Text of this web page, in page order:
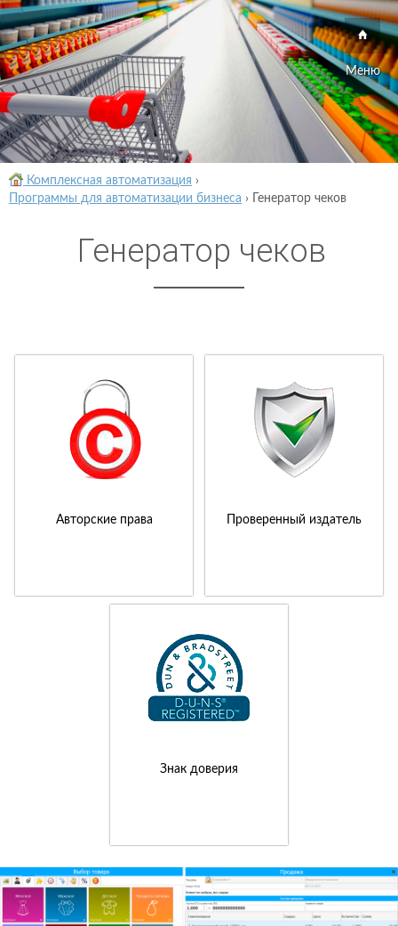
Меню
Комплексная автоматизация ›
Программы для автоматизации бизнеса › Генератор чеков
Генератор чеков
Авторские права Проверенный издатель
Знак доверия